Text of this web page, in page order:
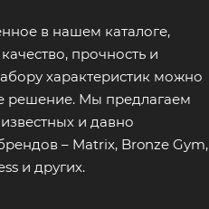
в нашем каталоге,
прочность и
характеристик можно
решение. Мы предлагаем
и давно
– Matrix, Bronze Gym,
и других.